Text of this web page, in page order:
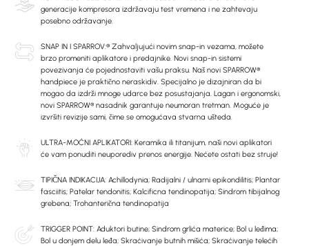
generacije kompresora izdržavaju test vremena i ne zahtevaju
posebno održavanje.
SNAP IN I SPARROV:® Zahvaljujući novim snap-in vezama, možete
brzo promeniti aplikatore i predajnike. Novi snap-in sistemi
povezivanja će pojednostaviti vašu praksu. Naš novi SPARROW®
handpiece je praktično neraskidiv. Specijalno je dizajniran da bi
mogao da izdrži mnoge udarce bez posustajanja. Lagan i ergonomski,
novi SPARROW® nasadnik garantuje neumoran tretman. Moguće je
izvršiti revizije sami, čime se omogućava stvarna ušteda.
ULTRA-MOĆNI APLIKATORI: Keramika ili titanijum, naši novi aplikatori
će vam ponuditi neuporediv prenos energije. Nećete ostati bez struje!
TIPIČNA INDIKACIJA: Achillodynia; Radijalni / ulnarni epikondilitis; Plantar
fasciitis; Patelar tendonitis; Kalcificna tendinopatija; Sindrom tibijalnog
grebena; Trohanterična tendinopatija
TRIGGER POINT: Aduktori butine; Sindrom grlića materice; Bol u leđima;
Bol u donjem delu leđa; Skraćivanje butnih mišića; Skraćivanje telećih